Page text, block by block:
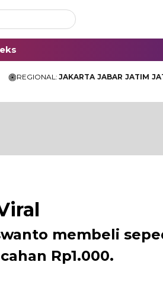
REGIONAL: JAKARTA JABAR JATIM
membeli
Rp1.000.